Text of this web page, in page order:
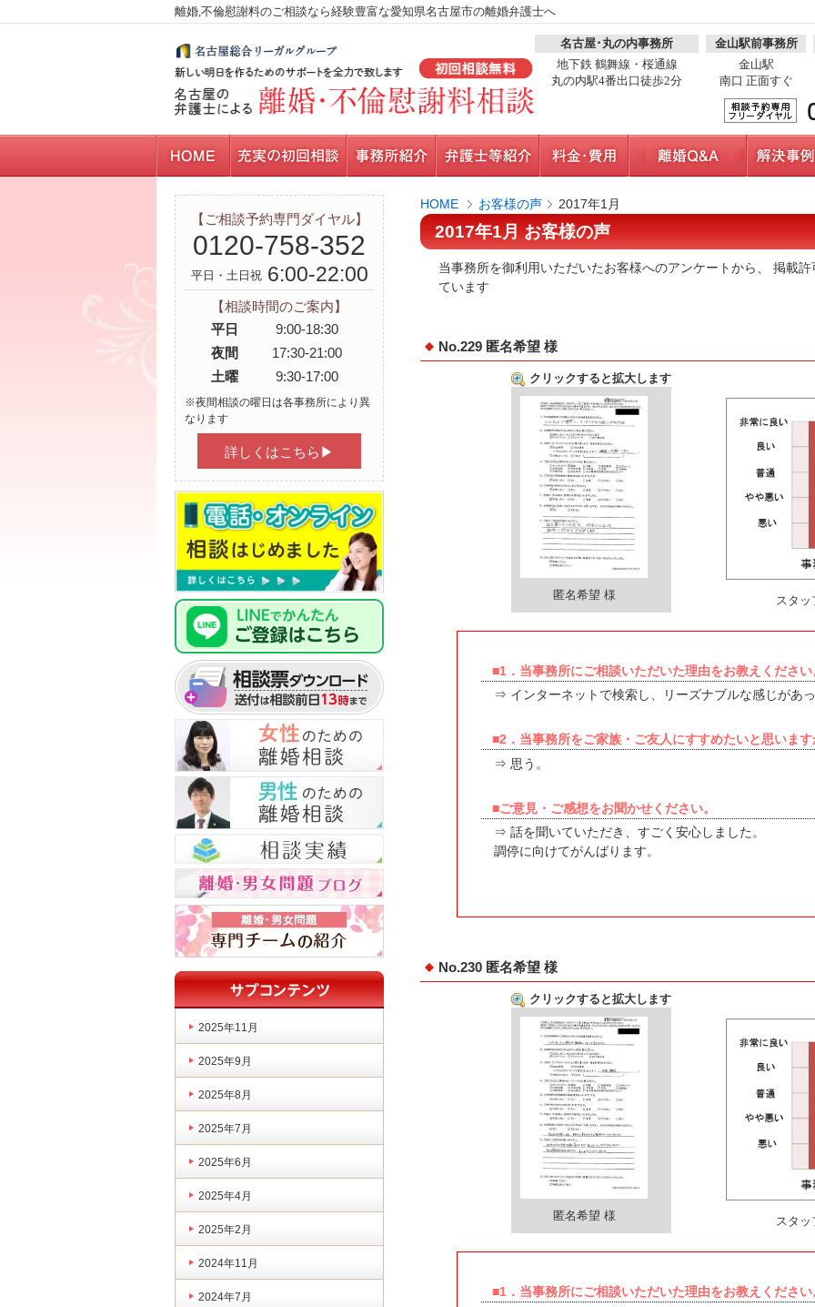
離婚,不倫慰謝料のご相談なら経験豊富な愛知県名古屋市の離婚弁護士へ
名古屋･丸の内事務所
地下鉄 鶴舞線・桜通線
丸の内駅4番出口徒歩2分
金山駅前事務所
金山駅
南口 正面すぐ
HOME お客様の声 2017年1月
2017年1月 お客様の声
当事務所を御利用いただいたお客様へのアンケートから、 掲載
ています
No.229 匿名希望 様
クリックすると拡大します
匿名希望 様 スタッ
■1．当事務所にご相談いただいた理由をお教えください
⇒ インターネットで検索し、リーズナブルな感じがあ
■2．当事務所をご家族・ご友人にすすめたいと思います
⇒ 思う。
■ご意見・ご感想をお聞かせください。
⇒ 話を聞いていただき、すごく安心しました。
調停に向けてがんばります。
No.230 匿名希望 様
クリックすると拡大します
匿名希望 様 スタッ
■1．当事務所にご相談いただいた理由をお教えください
【ご相談予約専門ダイヤル】
0120-758-352
平日・土日祝6:00-22:00
【相談時間のご案内】
平日
9:00-18:30
夜間
17:30-21:00
土曜
9:30-17:00
※夜間相談の曜日は各事務所により異
なります
詳しくはこちら▶
2025年11月
2025年9月
2025年8月
2025年7月
2025年6月
2025年4月
2025年2月
2024年11月
2024年7月